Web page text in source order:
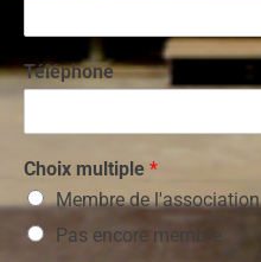
Téléphone
Choix multiple *
Membre de l'association
Pas encore membre